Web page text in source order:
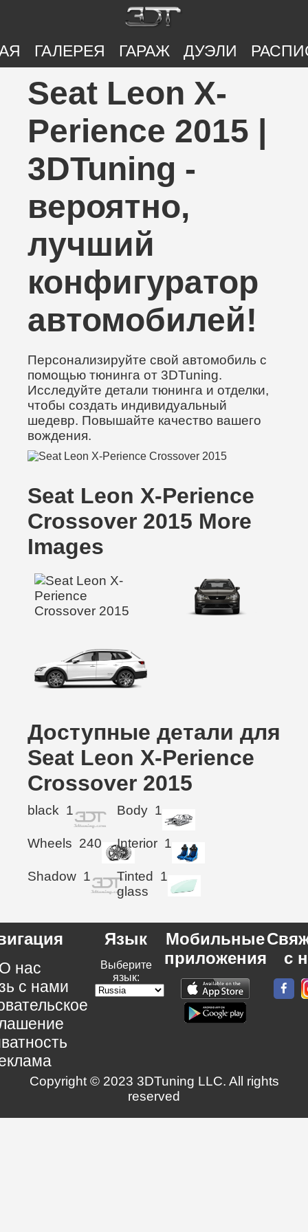
ГАЛЕРЕЯ ГАРАЖ ДУЭЛИ
Seat Leon X-
Perience 2015 |
3DTuning -
вероятно,
лучший
конфигуратор
автомобилей!
Персонализируйте свой автомобиль с
помощью тюнинга от 3DTuning.
Исследуйте детали тюнинга и отделки,
чтобы создать индивидуальный
шедевр. Повышайте качество вашего
вождения.
Seat Leon X-Perience
Crossover 2015 More
Images
Доступные детали для
Seat Leon X-Perience
Crossover 2015
black 1 Body 1
Wheels 240 Interior 1
Shadow 1
Tinted
glass
1
нас
с нами
Язык
Выберите
язык:
Мобильные
приложения
с
Copyright © 2023 3DTuning LLC. All rights
reserved